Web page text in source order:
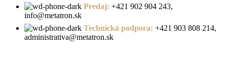
Predaj: +421 902 904 243,
info@metatron.sk
Technická podpora: +421 903 808 214,
administrativa@metatron.sk